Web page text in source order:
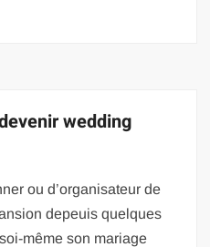
wedding
ou d’organisateur de
depeuis quelques
même son mariage